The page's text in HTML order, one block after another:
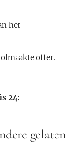
het
offer.
24:
gelaten